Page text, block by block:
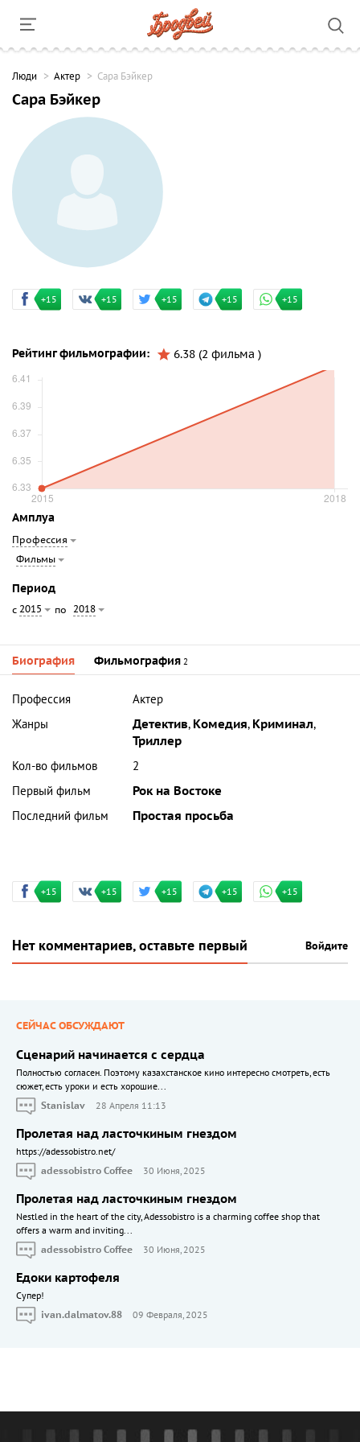
Люди Актер Сара Бэйкер
Сара Бэйкер
+15 +15 +15 +15 +15
Рейтинг фильмографии: 6.38 (2 фильма )
Амплуа
Профессия
Фильмы
Период
с 2015 по 2018
Биография Фильмография 2
Профессия
Актер
Жанры
Детектив, Комедия, Криминал,
Триллер
Кол-во фильмов
2
Первый фильм
Рок на Востоке
Последний фильм
Простая просьба
+15 +15 +15 +15 +15
Нет комментариев, оставьте первый Войдите
СЕЙЧАС ОБСУЖДАЮТ
Сценарий начинается с сердца
Полностью согласен. Поэтому казахстанское кино интересно смотреть, есть
сюжет, есть уроки и есть хорошие...
Stanislav
28 Апреля 11:13
Пролетая над ласточкиным гнездом
https://adessobistro.net/
adessobistro Coffee
30 Июня, 2025
Пролетая над ласточкиным гнездом
Nestled in the heart of the city, Adessobistro is a charming coffee shop that
offers a warm and inviting...
adessobistro Coffee
30 Июня, 2025
Едоки картофеля
Cупер!
ivan.dalmatov.88
09 Февраля, 2025